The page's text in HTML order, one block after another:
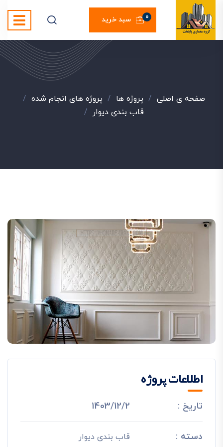
سبد خرید 0
صفحه ی اصلی / پروژه ها / پروژه های انجام شده /
قاب بندی دیوار
/
اطلاعات پروژه
تاریخ : 1403/12/2
دسته : قاب بندی دیوار